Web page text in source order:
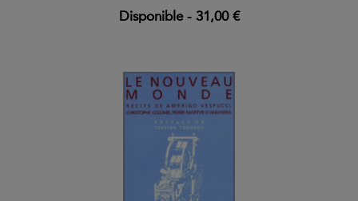
Disponible- 31,00 €